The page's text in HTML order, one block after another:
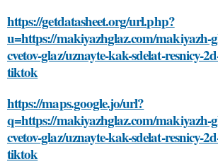
https://getdatasheet.org/url.php?
u=https://makiyazhglaz.com/makiyazh-
cvetov-glaz/uznayte-kak-sdelat-resnicy-
tiktok
https://maps.google.jo/url?
q=https://makiyazhglaz.com/makiyazh-
cvetov-glaz/uznayte-kak-sdelat-resnicy-
tiktok